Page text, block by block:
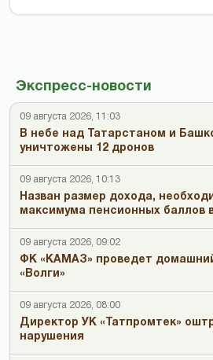
Экспресс-новости
09 августа 2026, 11:03
В небе над Татарстаном и
уничтожены 12 дронов
09 августа 2026, 10:13
Назван размер дохода,
максимума пенсионных баллов в
09 августа 2026, 09:02
ФК «КАМАЗ» проведет
«Волги»
09 августа 2026, 08:00
Директор УК «Татпромтек»
нарушения